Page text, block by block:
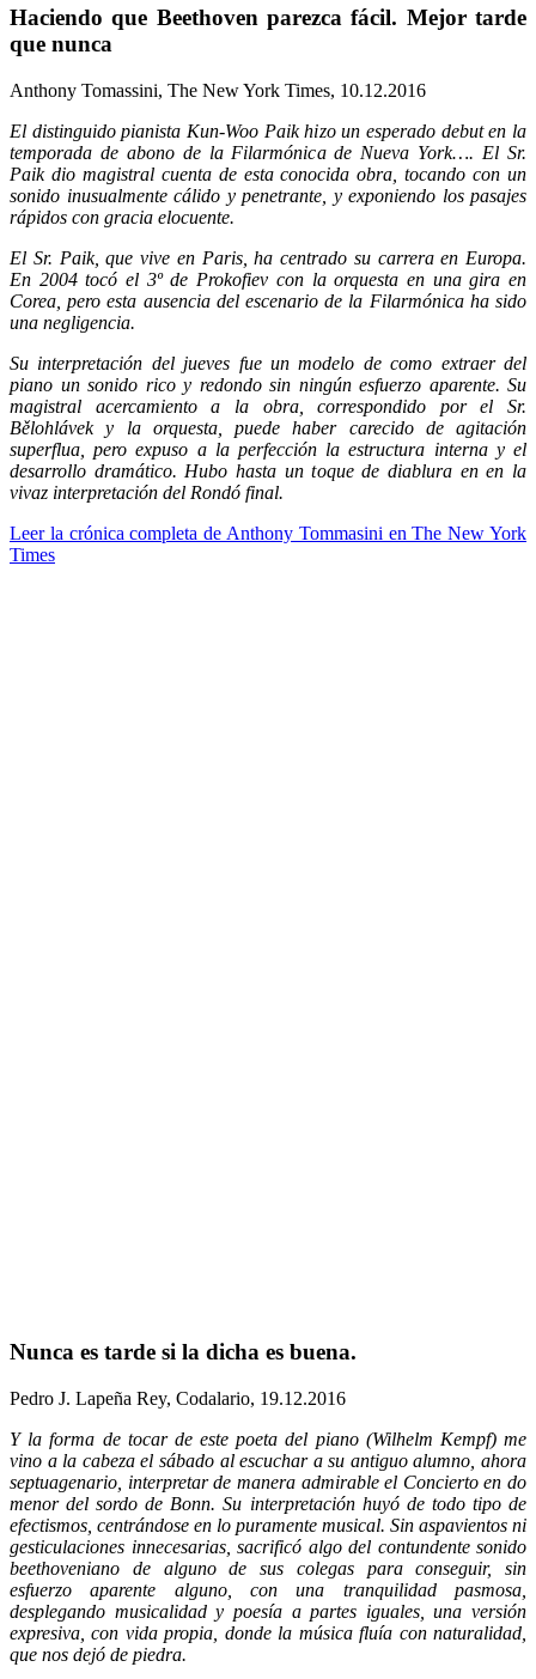
Haciendo que Beethoven parezca fácil. Mejor tarde
que nunca
Anthony Tomassini, The New York Times, 10.12.2016
El distinguido pianista Kun-Woo Paik hizo un esperado debut en la
temporada de abono de la Filarmónica de Nueva York…. El Sr.
Paik dio magistral cuenta de esta conocida obra, tocando con un
sonido inusualmente cálido y penetrante, y exponiendo los pasajes
rápidos con gracia elocuente.
El Sr. Paik, que vive en Paris, ha centrado su carrera en Europa.
En 2004 tocó el 3º de Prokofiev con la orquesta en una gira en
Corea, pero esta ausencia del escenario de la Filarmónica ha sido
una negligencia.
Su interpretación del jueves fue un modelo de como extraer del
piano un sonido rico y redondo sin ningún esfuerzo aparente. Su
magistral acercamiento a la obra, correspondido por el Sr.
Bělohlávek y la orquesta, puede haber carecido de agitación
superflua, pero expuso a la perfección la estructura interna y el
desarrollo dramático. Hubo hasta un toque de diablura en en la
vivaz interpretación del Rondó final.
Leer la crónica completa de Anthony Tommasini en The New York
Times
Nunca es tarde si la dicha es buena.
Pedro J. Lapeña Rey, Codalario, 19.12.2016
Y la forma de tocar de este poeta del piano (Wilhelm Kempf) me
vino a la cabeza el sábado al escuchar a su antiguo alumno, ahora
septuagenario, interpretar de manera admirable el Concierto en do
menor del sordo de Bonn. Su interpretación huyó de todo tipo de
efectismos, centrándose en lo puramente musical. Sin aspavientos ni
gesticulaciones innecesarias, sacrificó algo del contundente sonido
beethoveniano de alguno de sus colegas para conseguir, sin
esfuerzo aparente alguno, con una tranquilidad pasmosa,
desplegando musicalidad y poesía a partes iguales, una versión
expresiva, con vida propia, donde la música fluía con naturalidad,
que nos dejó de piedra.